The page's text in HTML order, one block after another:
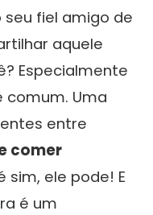
fiel amigo de
aquele
Especialmente
comum. Uma
entre
comer
sim, ele pode! E
é um